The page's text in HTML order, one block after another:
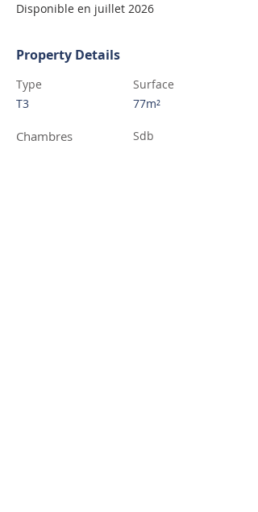
Disponible en juillet 2026
Property Details
Type
T3
Chambres
Surface
77m²
Sdb